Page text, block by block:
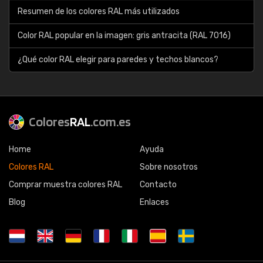
Resumen de los colores RAL más utilizados
Color RAL popular en la imagen: gris antracita (RAL 7016)
¿Qué color RAL elegir para paredes y techos blancos?
ColoresRAL.com.es
Home
Colores RAL
Comprar muestra colores RAL
Blog
Ayuda
Sobre nosotros
Contacto
Enlaces